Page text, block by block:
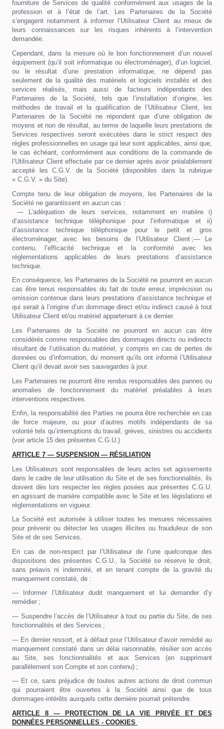
fourniture de Services de qualité conformément aux usages de la
profession et à l’état de l’art. Les Partenaires de la Société
s’engagent notamment à informer l’Utilisateur Client au mieux de
leurs connaissances sur les risques inhérents à l’intervention
demandée.
Cependant, dans la mesure où le bon fonctionnement d’un nouvel
équipement (qu’il soit informatique ou électroménager), d’un logiciel,
ou le résultat d’une prestation informatique, ne dépend pas
seulement de la qualité des matériels et logiciels installés et des
services réalisés, mais aussi de facteurs indépendants des
Partenaires de la Société, tels que l’installation d’origine, les
méthodes de travail et la qualification de l’Utilisateur Client, les
Partenaires de la Société ne répondent que d’une obligation de
moyens et non de résultat, au terme de laquelle leurs prestations de
Services respectives seront exécutées dans le strict respect des
règles professionnelles en usage qui leur sont applicables, ainsi que,
le cas échéant, conformément aux conditions de la commande de
l’Utilisateur Client effectuée par ce dernier après avoir préalablement
accepté les C.G.V. de la Société (disponibles dans la rubrique
« C.G.V. » du Site).
Compte tenu de leur obligation de moyens, les Partenaires de la
Société ne garantissent en aucun cas :
— L’adéquation de leurs services, notamment en matière i)
d’assistance technique téléphonique pour l’informatique et ii)
d’assistance technique téléphonique pour le petit et gros
électroménager, avec les besoins de l’Utilisateur Client ;— Le
contenu, l’efficacité technique et la conformité avec les
réglementations applicables de leurs prestations d’assistance
technique.
En conséquence, les Partenaires de la Société ne pourront en aucun
cas être tenus responsables du fait de toute erreur, imprécision ou
omission contenue dans leurs prestations d’assistance technique et
qui serait à l’origine d’un dommage direct et/ou indirect causé à tout
Utilisateur Client et/ou matériel appartenant à ce dernier.
Les Partenaires de la Société ne pourront en aucun cas être
considérés comme responsables des dommages directs ou indirects
résultant de l’utilisation du matériel, y compris en cas de pertes de
données ou d’information, du moment qu’ils ont informé l’Utilisateur
Client qu’il devait avoir ses sauvegardes à jour.
Les Partenaires ne pourront être rendus responsables des pannes ou
anomalies de fonctionnement du matériel préalables à leurs
interventions respectives.
Enfin, la responsabilité des Parties ne pourra être recherchée en cas
de force majeure, ou pour d’autres motifs indépendants de sa
volonté tels qu’interruptions du travail, grèves, sinistres ou accidents
(voir article 15 des présentes C.G.U.)
ARTICLE 7 — SUSPENSION — RÉSILIATION
Les Utilisateurs sont responsables de leurs actes set agissements
dans le cadre de leur utilisation du Site et de ses fonctionnalités, ils
doivent dès lors respecter les règles posées aux présentes C.G.U.
en agissant de manière compatible avec le Site et les législations et
réglementations en vigueur.
La Société est autorisée à utiliser toutes les mesures nécessaires
pour prévenir ou détecter les usages illicites ou frauduleux de son
Site et de ses Services.
En cas de non-respect par l’Utilisateur de l’une quelconque des
dispositions des présentes C.G.U., la Société se réserve le droit,
sans préavis ni indemnité, et en tenant compte de la gravité du
manquement constaté, de :
— Informer l’Utilisateur dudit manquement et lui demander d’y
remédier ;
— Suspendre l’accès de l’Utilisateur à tout ou partie du Site, de ses
fonctionnalités et des Services ;
— En dernier ressort, et à défaut pour l’Utilisateur d’avoir remédié au
manquement constaté dans un délai raisonnable, résilier son accès
au Site, ses fonctionnalités et aux Services (en supprimant
parallèlement son Compte et son contenu) ;
— Et ce, sans préjudice de toutes autres actions de droit commun
qui pourraient être ouvertes à la Société ainsi que de tous
dommages-intérêts auxquels cette dernière pourrait prétendre.
ARTICLE 8 — PROTECTION DE LA VIE PRIVÉE ET DES
DONNÉES PERSONNELLES - COOKIES